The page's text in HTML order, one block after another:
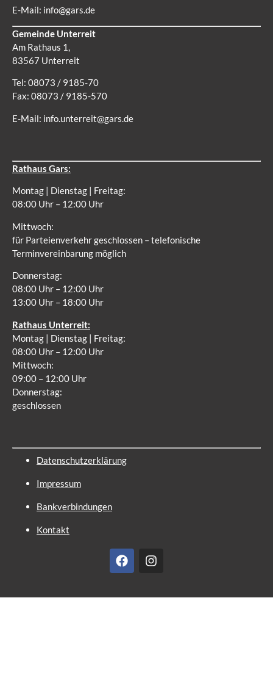
E-Mail: info@gars.de
Gemeinde Unterreit
Am Rathaus 1,
83567 Unterreit
Tel: 08073 / 9185-70
Fax: 08073 / 9185-570
E-Mail: info.unterreit@gars.de
Rathaus Gars:
Montag | Dienstag | Freitag:
08:00 Uhr – 12:00 Uhr
Mittwoch:
für Parteienverkehr geschlossen – telefonische
Terminvereinbarung möglich
Donnerstag:
08:00 Uhr – 12:00 Uhr
13:00 Uhr – 18:00 Uhr
Rathaus Unterreit:
Montag | Dienstag | Freitag:
08:00 Uhr – 12:00 Uhr
Mittwoch:
09:00 – 12:00 Uhr
Donnerstag:
geschlossen
Datenschutzerklärung
Impressum
Bankverbindungen
Kontakt